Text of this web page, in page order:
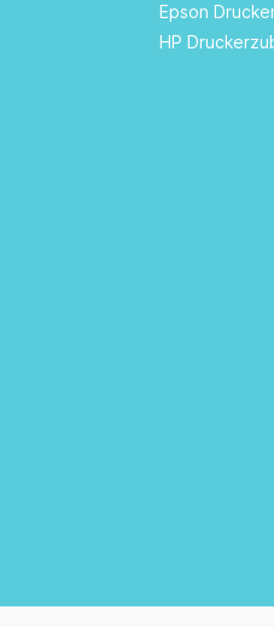
Epson
HP